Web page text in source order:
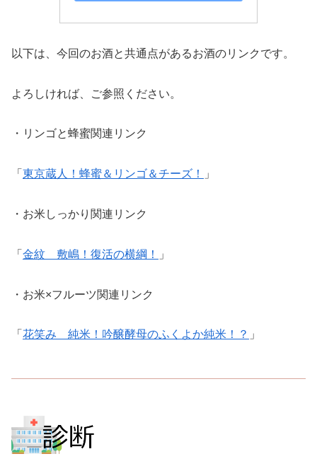
以下は、今回のお酒と共通点があるお酒のリンクです。
よろしければ、ご参照ください。
・リンゴと蜂蜜関連リンク
「 東京蔵人！蜂蜜＆リンゴ＆チーズ！ 」
・お米しっかり関連リンク
「 金紋 敷嶋！復活の横綱！ 」
・お米×フルーツ関連リンク
「 花笑み 純米！吟醸酵母のふくよか純米！？ 」